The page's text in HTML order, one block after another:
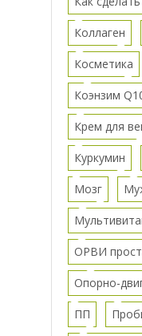
Коллаген
Косметика
Коэнзим
Крем для
Куркумин
Мозг
ОРВИ
Опорно-
ПП